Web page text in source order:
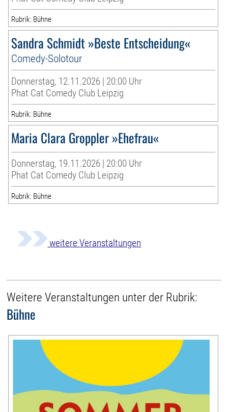
Rubrik: Bühne
Sandra Schmidt »Beste Entscheidung«
Comedy-Solotour
Donnerstag, 12.11.2026 | 20:00 Uhr
Phat Cat Comedy Club Leipzig
Rubrik: Bühne
Maria Clara Groppler »Ehefrau«
Donnerstag, 19.11.2026 | 20:00 Uhr
Phat Cat Comedy Club Leipzig
Rubrik: Bühne
weitere Veranstaltungen
Weitere Veranstaltungen unter der Rubrik:
Bühne